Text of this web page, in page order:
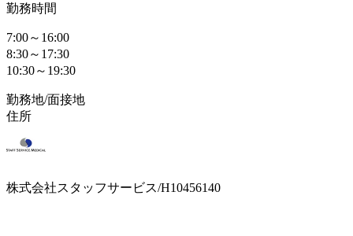
勤務時間
7:00～16:00
8:30～17:30
10:30～19:30
勤務地/面接地
住所
株式会社スタッフサービス/H10456140